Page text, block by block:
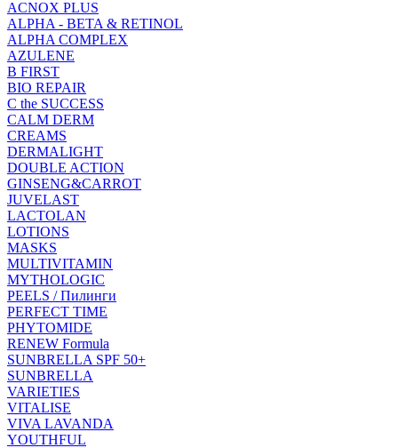
ACNOX PLUS
ALPHA - BETA & RETINOL
ALPHA COMPLEX
AZULENE
B FIRST
BIO REPAIR
C the SUCCESS
CALM DERM
CREAMS
DERMALIGHT
DOUBLE ACTION
GINSENG&CARROT
JUVELAST
LACTOLAN
LOTIONS
MASKS
MULTIVITAMIN
MYTHOLOGIC
PEELS / Пилинги
PERFECT TIME
PHYTOMIDE
RENEW Formula
SUNBRELLA SPF 50+
SUNBRELLA
VARIETIES
VITALISE
VIVA LAVANDA
YOUTHFUL